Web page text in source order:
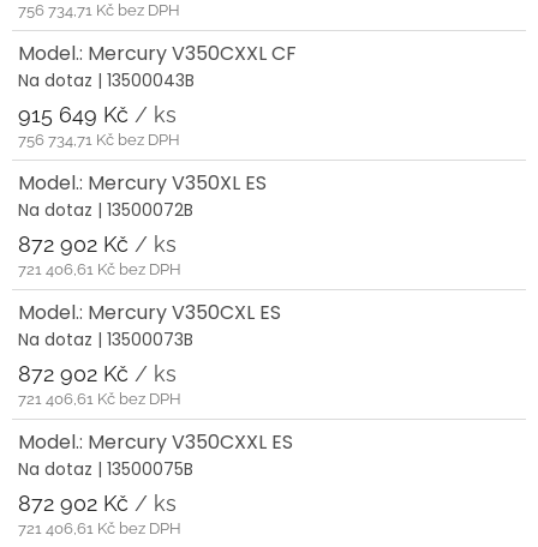
756 734,71 Kč bez DPH
Model.: Mercury V350CXXL CF
Na dotaz | 13500043B
915 649 Kč / ks
756 734,71 Kč bez DPH
Model.: Mercury V350XL ES
Na dotaz | 13500072B
872 902 Kč / ks
721 406,61 Kč bez DPH
Model.: Mercury V350CXL ES
Na dotaz | 13500073B
872 902 Kč / ks
721 406,61 Kč bez DPH
Model.: Mercury V350CXXL ES
Na dotaz | 13500075B
872 902 Kč / ks
721 406,61 Kč bez DPH